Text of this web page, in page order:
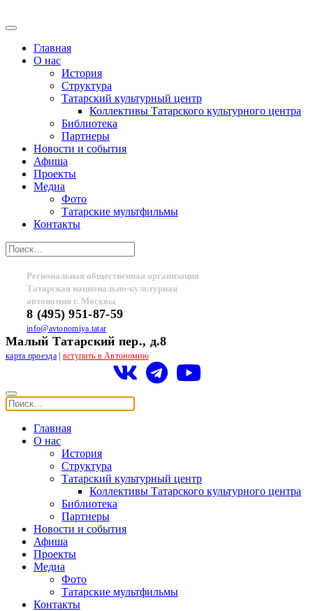
Главная
О нас
История
Структура
Татарский культурный центр
Коллективы Татарского культурного центра
Библиотека
Партнеры
Новости и события
Афиша
Проекты
Медиа
Фото
Татарские мультфильмы
Контакты
Региональная общественная организация
Татарская национально-культурная
автономия г. Москвы
8 (495) 951-87-59
info@avtonomiya.tatar
Малый Татарский пер., д.8
карта проезда| вступить в Автономию
Главная
О нас
История
Структура
Татарский культурный центр
Коллективы Татарского культурного центра
Библиотека
Партнеры
Новости и события
Афиша
Проекты
Медиа
Фото
Татарские мультфильмы
Контакты